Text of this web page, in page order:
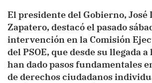
El presidente del Gobierno, José
Zapatero, destacó el pasado
intervención en la Comisión
del PSOE, que desde su llegada
han dado pasos fundamentales
de derechos ciudadanos